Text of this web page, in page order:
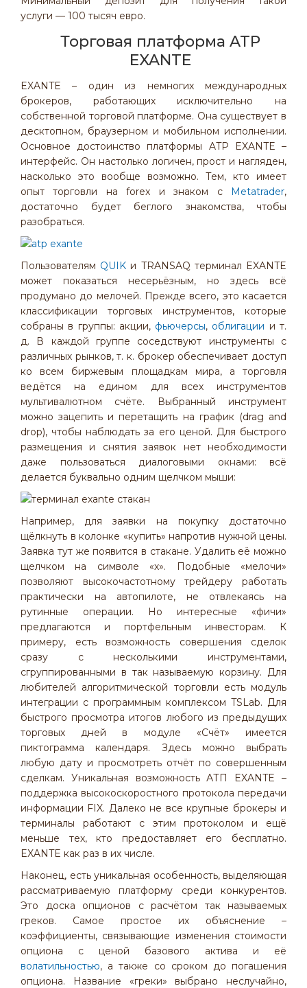
услуги — 100 тысяч евро.
Торговая платформа ATP
EXANTE
EXANTE – один из немногих международных
брокеров, работающих исключительно на
собственной торговой платформе. Она существует в
десктопном, браузерном и мобильном исполнении.
Основное достоинство платформы ATP EXANTE –
интерфейс. Он настолько логичен, прост и нагляден,
насколько это вообще возможно. Тем, кто имеет
опыт торговли на forex и знаком с Metatrader,
достаточно будет беглого знакомства, чтобы
разобраться.
Пользователям QUIK и TRANSAQ терминал EXANTE
может показаться несерьёзным, но здесь всё
продумано до мелочей. Прежде всего, это касается
классификации торговых инструментов, которые
собраны в группы: акции, фьючерсы, облигации и т.
д. В каждой группе соседствуют инструменты с
различных рынков, т. к. брокер обеспечивает доступ
ко всем биржевым площадкам мира, а торговля
ведётся на едином для всех инструментов
мультивалютном счёте. Выбранный инструмент
можно зацепить и перетащить на график (drag and
drop), чтобы наблюдать за его ценой. Для быстрого
размещения и снятия заявок нет необходимости
даже пользоваться диалоговыми окнами: всё
делается буквально одним щелчком мыши:
Например, для заявки на покупку достаточно
щёлкнуть в колонке «купить» напротив нужной цены.
Заявка тут же появится в стакане. Удалить её можно
щелчком на символе «х». Подобные «мелочи»
позволяют высокочастотному трейдеру работать
практически на автопилоте, не отвлекаясь на
рутинные операции. Но интересные «фичи»
предлагаются и портфельным инвесторам. К
примеру, есть возможность совершения сделок
сразу с несколькими инструментами,
сгруппированными в так называемую корзину. Для
любителей алгоритмической торговли есть модуль
интеграции с программным комплексом TSLab. Для
быстрого просмотра итогов любого из предыдущих
торговых дней в модуле «Счёт» имеется
пиктограмма календаря. Здесь можно выбрать
любую дату и просмотреть отчёт по совершенным
сделкам. Уникальная возможность АТП EXANTE –
поддержка высокоскоростного протокола передачи
информации FIX. Далеко не все крупные брокеры и
терминалы работают с этим протоколом и ещё
меньше тех, кто предоставляет его бесплатно.
EXANTE как раз в их числе.
Наконец, есть уникальная особенность, выделяющая
рассматриваемую платформу среди конкурентов.
Это доска опционов с расчётом так называемых
греков. Самое простое их объяснение –
коэффициенты, связывающие изменения стоимости
опциона с ценой базового актива и её
волатильностью, а также со сроком до погашения
опциона. Название «греки» выбрано неслучайно,